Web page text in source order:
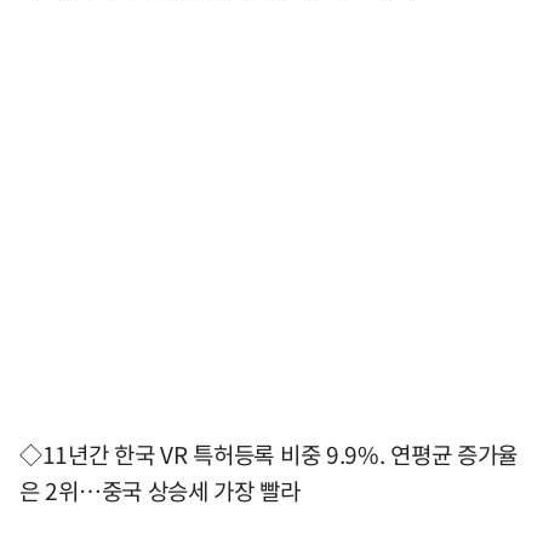
◇11년간 한국 VR 특허등록 비중 9.9%. 연평균 증가율
은 2위…중국 상승세 가장 빨라